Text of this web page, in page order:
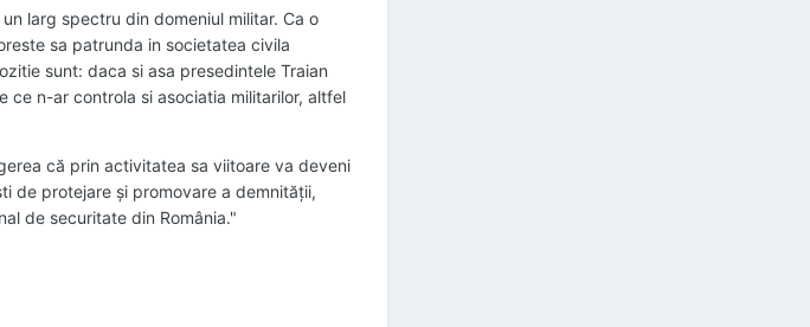
larg spectru din domeniul militar. Ca o
sa patrunda in societatea civila
sunt: daca si asa presedintele Traian
ce n-ar controla si asociatia militarilor, altfel
că prin activitatea sa viitoare va deveni
de protejare şi promovare a demnităţii,
de securitate din România."